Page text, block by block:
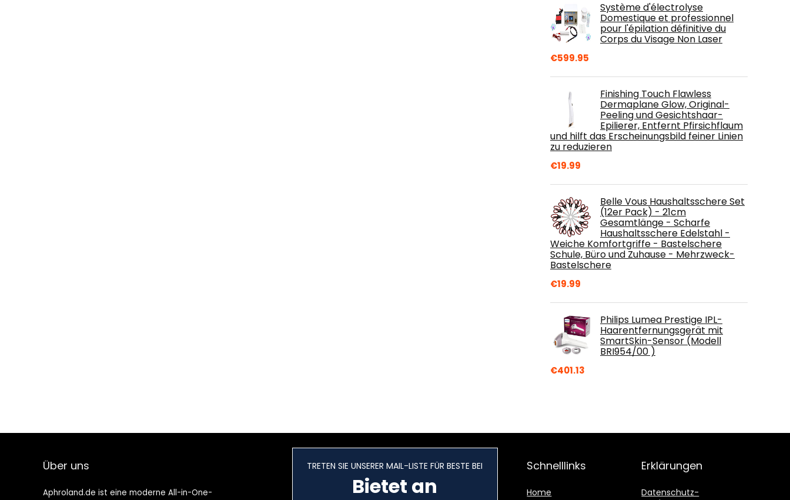
Système d'électrolyse
Domestique et professionnel
pour l'épilation définitive du
Corps du Visage Non Laser
€599.95
Finishing Touch Flawless
Dermaplane Glow, Original-
Peeling und Gesichtshaar-
Epilierer, Entfernt Pfirsichflaum
und hilft das Erscheinungsbild feiner Linien
zu reduzieren
€19.99
Belle Vous Haushaltsschere Set
(12er Pack) - 21cm
Gesamtlänge - Scharfe
Haushaltsschere Edelstahl -
Weiche Komfortgriffe - Bastelschere
Schule, Büro und Zuhause - Mehrzweck-
Bastelschere
€19.99
Philips Lumea Prestige IPL-
Haarentfernungsgerät mit
SmartSkin-Sensor (Modell
BRI954/00 )
€401.13
Über uns
Aphroland.de ist eine moderne All-in-One-
TRETEN SIE UNSERER MAIL-LISTE FÜR BESTE BEI
Bietet an
Schnelllinks
Home
Erklärungen
Datenschutz-